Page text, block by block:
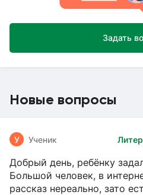
Задать
Новые вопросы
У Ученик
Добрый день, ребёнку
Большой человек, в
рассказ нереально, зато